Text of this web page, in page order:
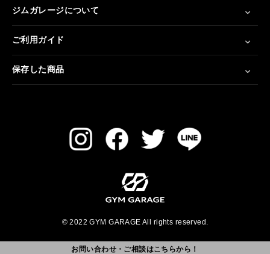
ジムガレージについて
ご利用ガイド
保存した商品
© 2022 GYM GARAGE All rights reserved.
お問い合わせ・ご相談はこちらから！